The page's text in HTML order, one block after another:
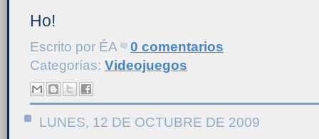
Ho!
Escrito por ÉA
0 comentarios
Categorías: Videojuegos
LUNES, 12 DE OCTUBRE DE 2009